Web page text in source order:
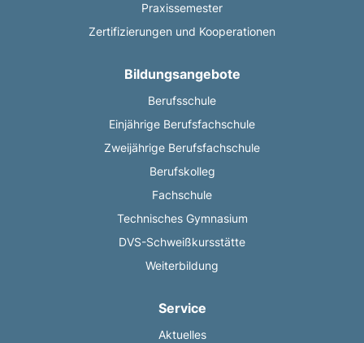
Praxissemester
Zertifizierungen und Kooperationen
Bildungsangebote
Berufsschule
Einjährige Berufsfachschule
Zweijährige Berufsfachschule
Berufskolleg
Fachschule
Technisches Gymnasium
DVS-Schweißkursstätte
Weiterbildung
Service
Aktuelles